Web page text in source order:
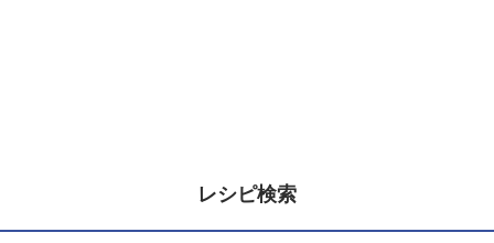
レシピ検索